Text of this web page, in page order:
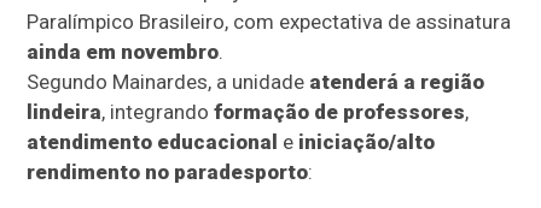
Paralímpico Brasileiro, com expectativa de assinatura
ainda em novembro.
Segundo Mainardes, a unidade atenderá a região
lindeira, integrandoformação de professores,
atendimento educacional e iniciação/alto
rendimento no paradesporto: